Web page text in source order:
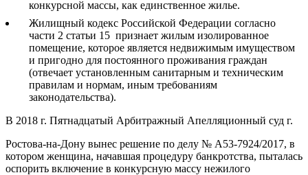
конкурсной массы, как единственное жилье.
Жилищный кодекс Российской Федерации согласно
части 2 статьи 15 признает жилым изолированное
помещение, которое является недвижимым имуществом
и пригодно для постоянного проживания граждан
(отвечает установленным санитарным и техническим
правилам и нормам, иным требованиям
законодательства).
В 2018 г. Пятнадцатый Арбитражный Апелляционный суд г.
Ростова-на-Дону вынес решение по делу № А53-7924/2017, в
котором женщина, начавшая процедуру банкротства, пыталась
оспорить включение в конкурсную массу нежилого